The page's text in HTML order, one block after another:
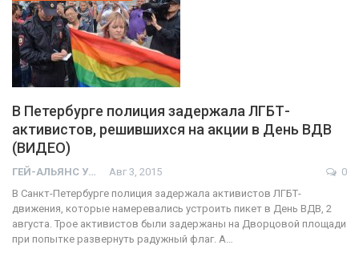
В Петербурге полиция задержала ЛГБТ-
активистов, решившихся на акции в День ВДВ
(ВИДЕО)
ГЕЙ-АЛЬЯНС УКРАИНА Авг 3, 2015
0
В Санкт-Петербурге полиция задержала активистов ЛГБТ-
движения, которые намеревались устроить пикет в День ВДВ, 2
августа. Трое активистов были задержаны на Дворцовой площади
при попытке развернуть радужный флаг. А…